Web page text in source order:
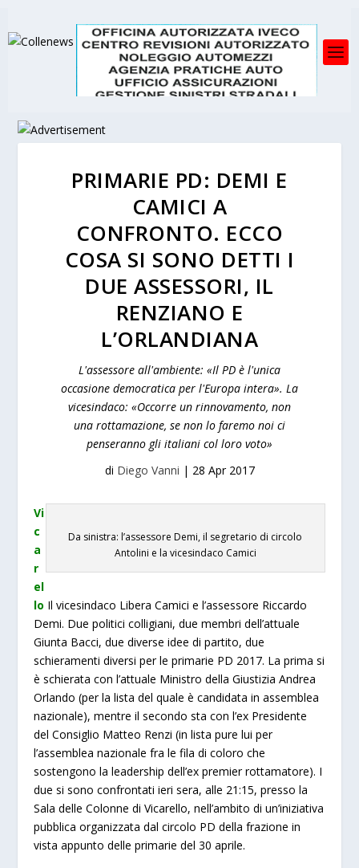
PRIMARIE PD: DEMI E
CAMICI A
CONFRONTO. ECCO
COSA SI SONO DETTI I
DUE ASSESSORI, IL
RENZIANO E
L’ORLANDIANA
L'assessore all'ambiente: «Il PD è l'unica
occasione democratica per l'Europa intera». La
vicesindaco: «Occorre un rinnovamento, non
una rottamazione, se non lo faremo noi ci
penseranno gli italiani col loro voto»
di Diego Vanni | 28 Apr 2017
Da sinistra: l’assessore Demi, il segretario di circolo
Antolini e la vicesindaco Camici
Vi
c
a
r
el
lo Il vicesindaco Libera Camici e l’assessore Riccardo
Demi. Due politici colligiani, due membri dell’attuale
Giunta Bacci, due diverse idee di partito, due
schieramenti diversi per le primarie PD 2017. La prima si
è schierata con l’attuale Ministro della Giustizia Andrea
Orlando (per la lista del quale è candidata in assemblea
nazionale), mentre il secondo sta con l’ex Presidente
del Consiglio Matteo Renzi (in lista pure lui per
l’assemblea nazionale fra le fila di coloro che
sostengono la leadership dell’ex premier rottamatore). I
due si sono confrontati ieri sera, alle 21:15, presso la
Sala delle Colonne di Vicarello, nell’ambito di un’iniziativa
pubblica organizzata dal circolo PD della frazione in
vista appunto delle primarie del 30 aprile.